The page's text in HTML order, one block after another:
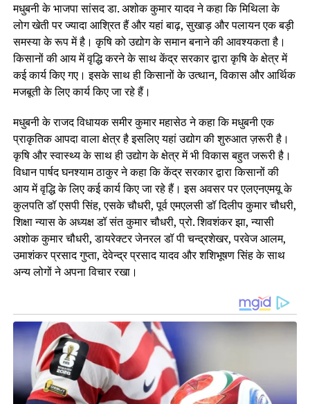
मधुबनी के भाजपा सांसद डा. अशोक कुमार यादव ने कहा कि मिथिला के
लोग खेती पर ज्यादा आश्रित हैं और यहां बाढ़, सुखाड़ और पलायन एक बड़ी
समस्या के रूप में है। कृषि को उद्योग के समान बनाने की आवश्यकता है।
किसानों की आय में वृद्धि करने के साथ केंद्र सरकार द्वारा कृषि के क्षेत्र में
कई कार्य किए गए। इसके साथ ही किसानों के उत्थान, विकास और आर्थिक
मजबूती के लिए कार्य किए जा रहे हैं।
मधुबनी के राजद विधायक समीर कुमार महासेठ ने कहा कि मधुबनी एक
प्राकृतिक आपदा वाला क्षेत्र है इसलिए यहां उद्योग की शुरुआत ज़रूरी है।
कृषि और स्वास्थ्य के साथ ही उद्योग के क्षेत्र में भी विकास बहुत जरूरी है।
विधान पार्षद घनश्याम ठाकुर ने कहा कि केंद्र सरकार द्वारा किसानों की
आय में वृद्धि के लिए कई कार्य किए जा रहे हैं। इस अवसर पर एलएनएमयू के
कुलपति डॉ एसपी सिंह, एसके चौधरी, पूर्व एमएलसी डॉ दिलीप कुमार चौधरी,
शिक्षा न्यास के अध्यक्ष डॉ संत कुमार चौधरी, प्रो. शिवशंकर झा, न्यासी
अशोक कुमार चौधरी, डायरेक्टर जेनरल डॉ पी चन्द्रशेखर, परवेज आलम,
उमाशंकर प्रसाद गुप्ता, देवेन्द्र प्रसाद यादव और शशिभूषण सिंह के साथ
अन्य लोगों ने अपना विचार रखा।